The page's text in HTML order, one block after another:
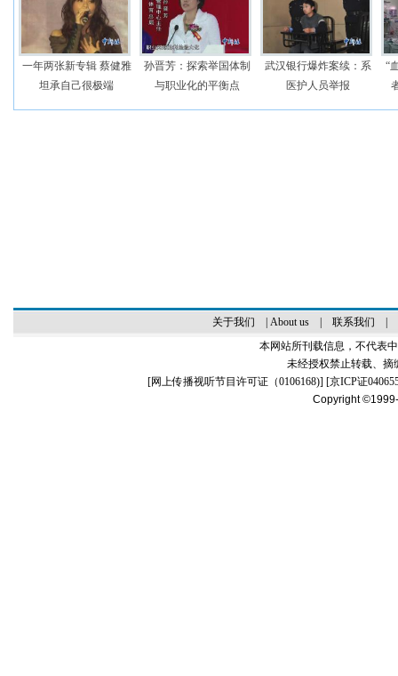
一年两张新专辑 蔡健雅
坦承自己很极端
孙晋芳：探索举国体制
与职业化的平衡点
武汉银行爆炸案续：系
医护人员举报
“
关于我们 About us| 联系我们
本网站所刊载信息，不代表
未经授权禁止转载、摘
[网上传播视听节目许可证（0106168)] [京ICP证
Copyright